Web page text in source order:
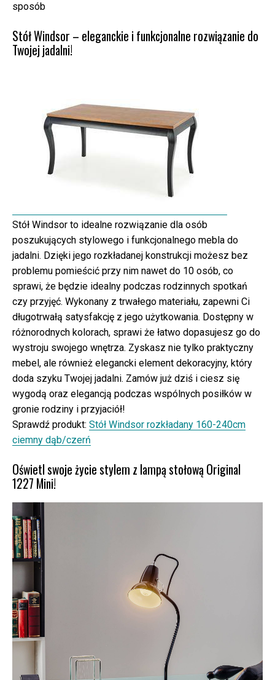
sposób
Stół Windsor – eleganckie i funkcjonalne rozwiązanie do
Twojej jadalni!
Stół Windsor to idealne rozwiązanie dla osób
poszukujących stylowego i funkcjonalnego mebla do
jadalni. Dzięki jego rozkładanej konstrukcji możesz bez
problemu pomieścić przy nim nawet do 10 osób, co
sprawi, że będzie idealny podczas rodzinnych spotkań
czy przyjęć. Wykonany z trwałego materiału, zapewni Ci
długotrwałą satysfakcję z jego użytkowania. Dostępny w
różnorodnych kolorach, sprawi że łatwo dopasujesz go do
wystroju swojego wnętrza. Zyskasz nie tylko praktyczny
mebel, ale również elegancki element dekoracyjny, który
doda szyku Twojej jadalni. Zamów już dziś i ciesz się
wygodą oraz elegancją podczas wspólnych posiłków w
gronie rodziny i przyjaciół!
Sprawdź produkt: Stół Windsor rozkładany 160-240cm
ciemny dąb/czerń
Oświetl swoje życie stylem z lampą stołową Original
1227 Mini!